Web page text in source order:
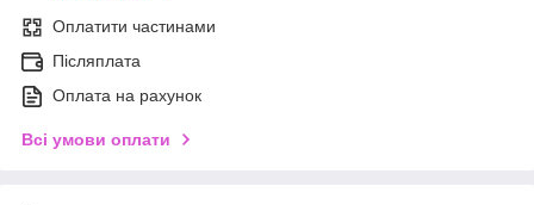
Оплатити частинами
Післяплата
Оплата на рахунок
Всі умови оплати